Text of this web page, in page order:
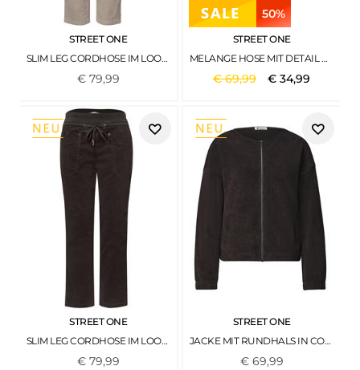
STREET ONE
SLIM LEG CORDHOSE IM LOOSE FIT FADING SAND
€ 79,99
50%
STREET ONE
MELANGE HOSE MIT DETAIL DARKEST BROWN MEL.
€69,99 €34,99
STREET ONE
SLIM LEG CORDHOSE IM LOOSE FIT BLACK COFFEE
€ 79,99
STREET ONE
JACKE MIT RUNDHALS IN CORD-OPTIK BLACK COFFEE
€ 69,99